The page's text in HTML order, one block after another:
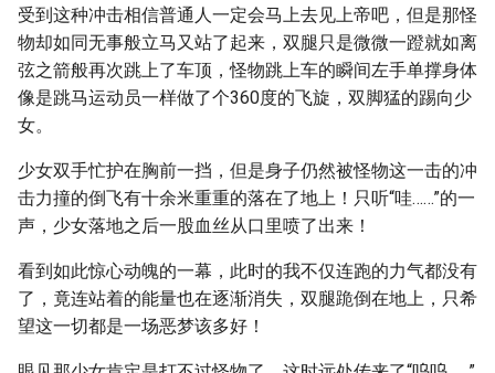
受到这种冲击相信普通人一定会马上去见上帝吧，但是那怪
物却如同无事般立马又站了起来，双腿只是微微一蹬就如离
弦之箭般再次跳上了车顶，怪物跳上车的瞬间左手单撑身体
像是跳马运动员一样做了个360度的飞旋，双脚猛的踢向少
女。
少女双手忙护在胸前一挡，但是身子仍然被怪物这一击的冲
击力撞的倒飞有十余米重重的落在了地上！只听“哇……”的一
声，少女落地之后一股血丝从口里喷了出来！
看到如此惊心动魄的一幕，此时的我不仅连跑的力气都没有
了，竟连站着的能量也在逐渐消失，双腿跪倒在地上，只希
望这一切都是一场恶梦该多好！